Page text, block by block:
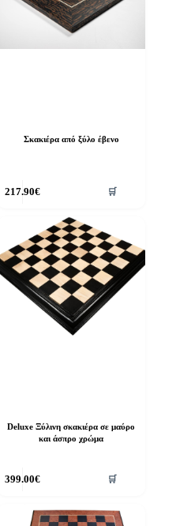
Σκακιέρα από ξύλο έβενο
217.90€ 🛒
Deluxe Ξύλινη σκακιέρα σε μαύρο
και άσπρο χρώμα
399.00€ 🛒